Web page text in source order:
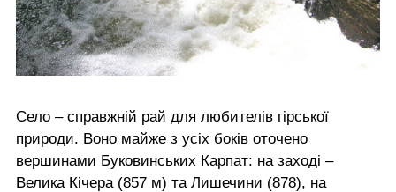
Село – справжній рай для любителів гірської
природи. Воно майже з усіх боків оточено
вершинами Буковинських Карпат: на заході –
Велика Кічера (857 м) та Лишечини (878), на